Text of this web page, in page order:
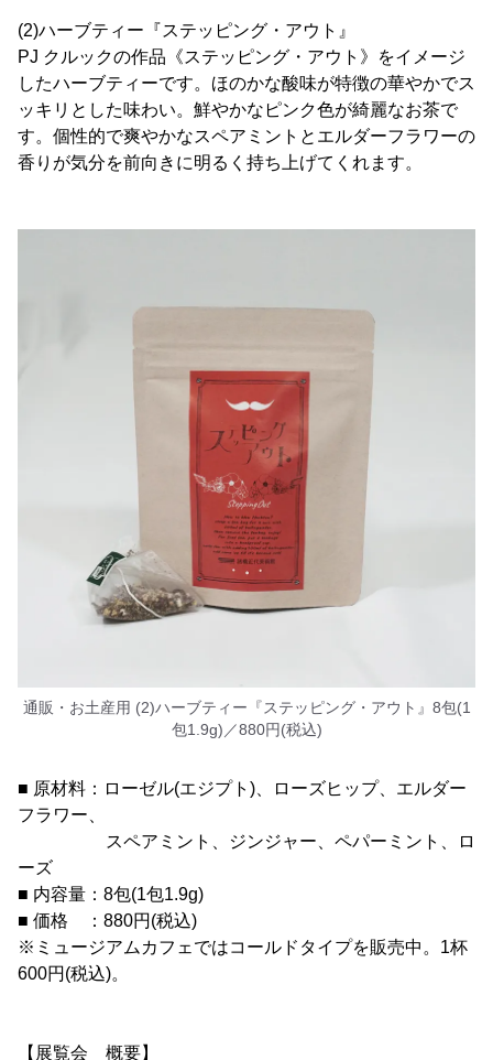
(2)ハーブティー『ステッピング・アウト』
PJ クルックの作品《ステッピング・アウト》をイメージ
したハーブティーです。ほのかな酸味が特徴の華やかでス
ッキリとした味わい。鮮やかなピンク色が綺麗なお茶で
す。個性的で爽やかなスペアミントとエルダーフラワーの
香りが気分を前向きに明るく持ち上げてくれます。
通販・お土産用 (2)ハーブティー『ステッピング・アウト』8包(1
包1.9g)／880円(税込)
■ 原材料：ローゼル(エジプト)、ローズヒップ、エルダー
フラワー、
スペアミント、ジンジャー、ペパーミント、ロ
ーズ
■ 内容量：8包(1包1.9g)
■ 価格 ：880円(税込)
※ミュージアムカフェではコールドタイプを販売中。1杯
600円(税込)。
【展覧会 概要】